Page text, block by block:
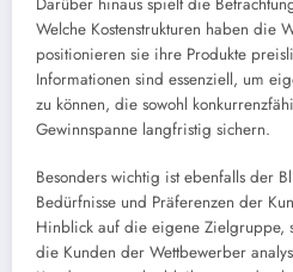
Welche Kostenstrukturen haben die
positionieren sie ihre Produkte
Informationen sind essenziell, um
zu können, die sowohl
Gewinnspanne langfristig sichern.
Besonders wichtig ist ebenfalls der
Bedürfnisse und Präferenzen der
Hinblick auf die eigene Zielgruppe,
die Kunden der Wettbewerber